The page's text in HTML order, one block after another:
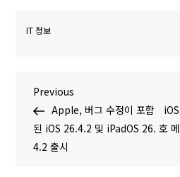
IT 정보
글
탐
P
r
e
v
Previous
Apple, 버그 수정이 포함
된 iOS 26.4.2 및 iPadOS 26.
4.2 출시
호